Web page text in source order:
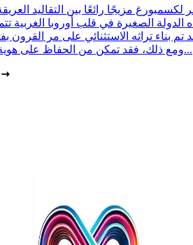
لكسمبورغ مزيجًا رائعًا بين التقاليد
الدولة الصغيرة في قلب أوروبا الغربية
تم بناء تراثه الاستثنائي على مر القرون
ومع ذلك، فقد تمكن من الحفاظ على هوية وطنية قوية وممي...